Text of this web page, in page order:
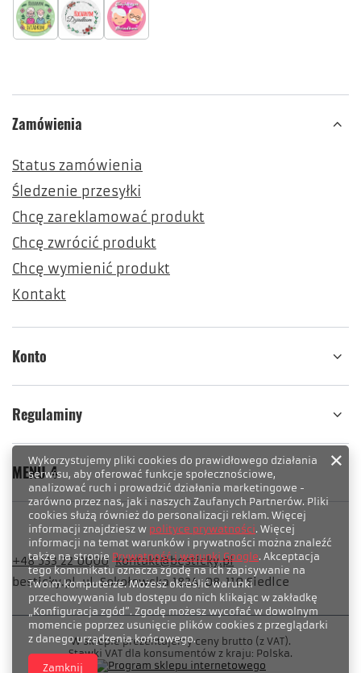
Zamówienia
Status zamówienia
Śledzenie przesyłki
Chcę zareklamować produkt
Chcę zwrócić produkt
Chcę wymienić produkt
Kontakt
Konto
Regulaminy
MENU 4
+48 533 22 0000 kontakt@besticky.pl
besticky.pl,ul. Sokołowska 182A,08-110Siedlce
W sklepie prezentujemy ceny brutto (z VAT).
Stawki VAT dla konsumentów z kraju: Polska.
Wykorzystujemy pliki cookies do prawidłowego działania
serwisu, aby oferować funkcje społecznościowe,
analizować ruch i prowadzić działania marketingowe -
zarówno przez nas, jak i naszych Zaufanych Partnerów. Pliki
cookies służą również do personalizacji reklam. Więcej
informacji znajdziesz w polityce prywatności. Więcej
informacji na temat warunków i prywatności można znaleźć
także na stronie Prywatność i warunki Google. Akceptacja
tego komunikatu oznacza zgodę na ich zapisywanie na
Twoim komputerze. Możesz określić warunki
przechowywania lub dostępu do nich klikając w zakładkę
„Konfiguracja zgód”. Zgodę możesz wycofać w dowolnym
momencie poprzez usunięcie plików cookies z przeglądarki
z danego urządzenia końcowego.
Zamknij